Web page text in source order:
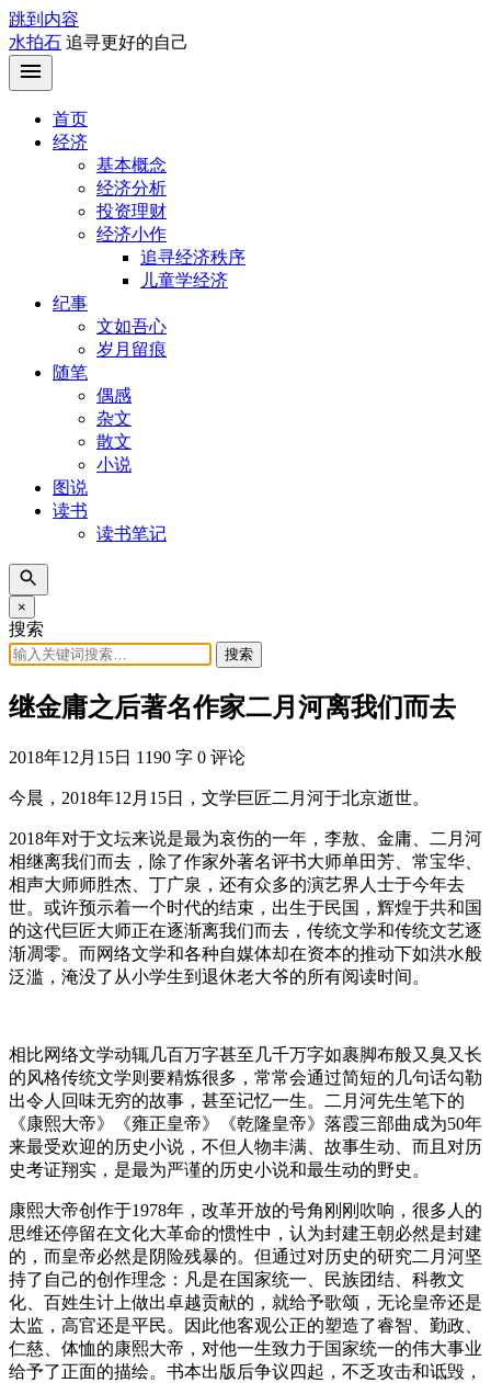
跳到内容
水拍石 追寻更好的自己
首页
经济
基本概念
经济分析
投资理财
经济小作
追寻经济秩序
儿童学经济
纪事
文如吾心
岁月留痕
随笔
偶感
杂文
散文
小说
图说
读书
读书笔记
×
搜索
搜索
继金庸之后著名作家二月河离我们而去
2018年12月15日 1190 字 0 评论
今晨，2018年12月15日，文学巨匠二月河于北京逝世。
2018年对于文坛来说是最为哀伤的一年，李敖、金庸、二月河
相继离我们而去，除了作家外著名评书大师单田芳、常宝华、
相声大师师胜杰、丁广泉，还有众多的演艺界人士于今年去
世。或许预示着一个时代的结束，出生于民国，辉煌于共和国
的这代巨匠大师正在逐渐离我们而去，传统文学和传统文艺逐
渐凋零。而网络文学和各种自媒体却在资本的推动下如洪水般
泛滥，淹没了从小学生到退休老大爷的所有阅读时间。
相比网络文学动辄几百万字甚至几千万字如裹脚布般又臭又长
的风格传统文学则要精炼很多，常常会通过简短的几句话勾勒
出令人回味无穷的故事，甚至记忆一生。二月河先生笔下的
《康熙大帝》《雍正皇帝》《乾隆皇帝》落霞三部曲成为50年
来最受欢迎的历史小说，不但人物丰满、故事生动、而且对历
史考证翔实，是最为严谨的历史小说和最生动的野史。
康熙大帝创作于1978年，改革开放的号角刚刚吹响，很多人的
思维还停留在文化大革命的惯性中，认为封建王朝必然是封建
的，而皇帝必然是阴险残暴的。但通过对历史的研究二月河坚
持了自己的创作理念：凡是在国家统一、民族团结、科教文
化、百姓生计上做出卓越贡献的，就给予歌颂，无论皇帝还是
太监，高官还是平民。因此他客观公正的塑造了睿智、勤政、
仁慈、体恤的康熙大帝，对他一生致力于国家统一的伟大事业
给予了正面的描绘。书本出版后争议四起，不乏攻击和诋毁，